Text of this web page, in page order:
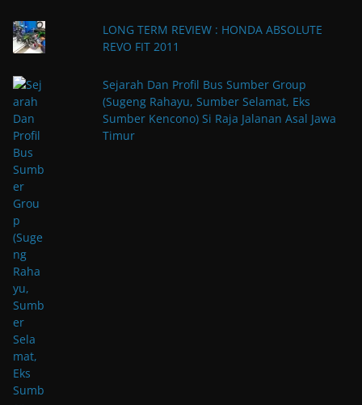
LONG TERM REVIEW : HONDA ABSOLUTE
REVO FIT 2011
Sejarah Dan Profil Bus Sumber Group
(Sugeng Rahayu, Sumber Selamat, Eks
Sumber Kencono) Si Raja Jalanan Asal Jawa
Timur